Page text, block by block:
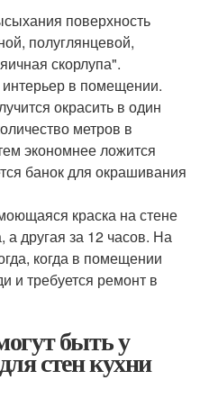
поверхность
полуглянцевой,
скорлупа".
в помещении.
окрасить в один
метров в
экономнее ложится
банок для окрашивания
краска на стене
а другая за 12 часов. На
когда в помещении
и требуется ремонт в
быть у
стен кухни